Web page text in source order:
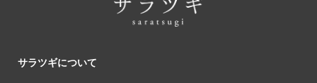
サラツギについて